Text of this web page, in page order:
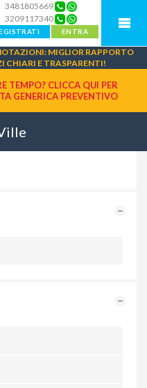
3481805669
3209117340
ENTRA
MIGLIOR RAPPORTO
CHIARI E TRASPARENTI!
TEMPO? CLICCA QUI PER
GENERICA PREVENTIVO